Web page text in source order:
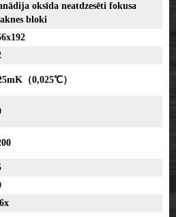
oksīda neatdzesēti fokusa
bloki
（0,025℃）